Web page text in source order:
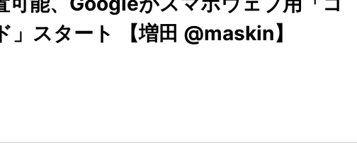
」スタート 【増田 @maskin】